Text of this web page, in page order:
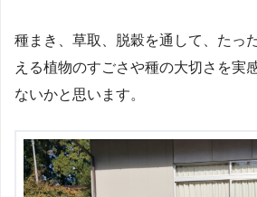
種まき、草取、脱穀を通して、たっ
える植物のすごさや種の大切さを実
ないかと思います。